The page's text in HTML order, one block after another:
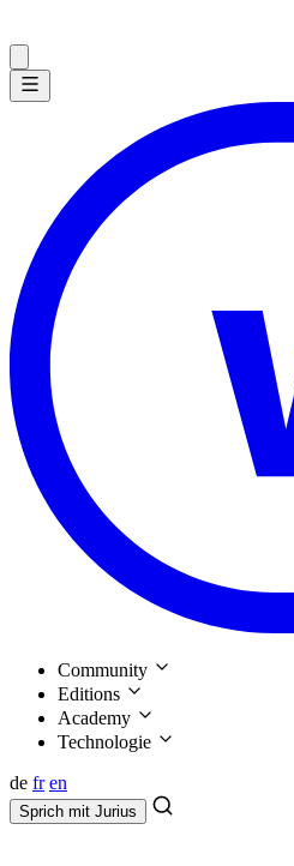
Community
Editions
Academy
Technologie
de fr en
Sprich mit Jurius